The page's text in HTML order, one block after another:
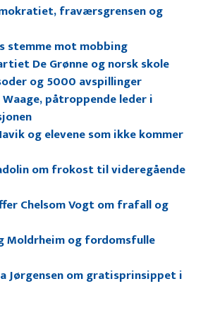
fraværsgrensen og
stemme mot mobbing
De Grønne og norsk skole
og 5000 avspillinger
Waage, påtroppende leder i
og elevene som ikke kommer
om frokost til videregående
Chelsom Vogt om frafall og
Moldrheim og fordomsfulle
Jørgensen om gratisprinsippet i